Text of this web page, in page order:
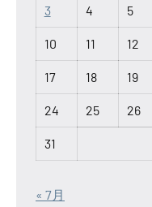
3 4 5
10 11 12
17 18 19
24 25 26
31
« 7月